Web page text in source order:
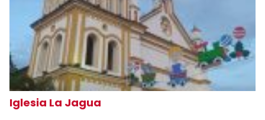
Iglesia La Jagua